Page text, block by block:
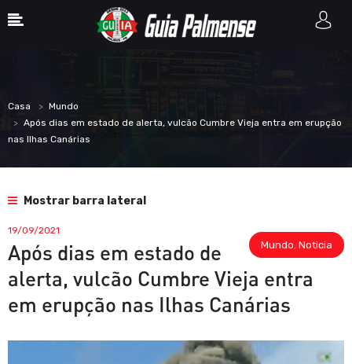
Casa
Mundo
Após dias em estado de alerta, vulcão Cumbre Vieja entra em erupção
nas Ilhas Canárias
Mostrar barra lateral
Mundo, Noticia
19/09/2021
Após dias em estado de
alerta, vulcão Cumbre Vieja entra
em erupção nas Ilhas Canárias